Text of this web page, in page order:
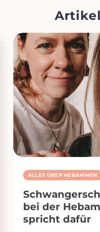
ALLES ÜBER HEBAMMEN
bei der
spricht dafür